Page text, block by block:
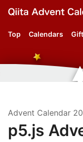
Top Calendars
Advent Calendar
p5.js